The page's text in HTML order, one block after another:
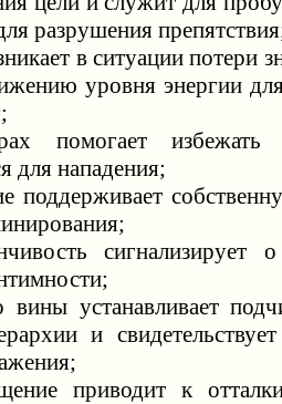
разрушения
в ситуации потери
уровня энергии
избежать
для нападения;
сигнализирует о
устанавливает
и
приводит к